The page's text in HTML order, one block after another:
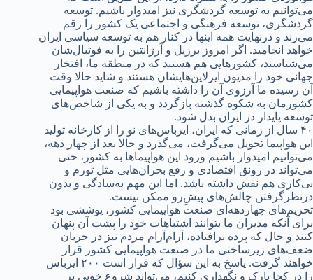
می‌توانیم به توسعه گردشگری نیز امیدوار باشیم. توسعه
گردشگری، توسعه فرهنگی و اجتماعی یک کشور را رقم
می‌زند و درنهایت همه اینها در کنار هم به توسعه سیاسی ایران
خواهد انجامید. اگر امروز برزیل و آرژانتین را به فوتبال‌شان
می‌شناسند، کشورهایی هم هستند که در منطقه ما، افتخار
جهانی خود را مدیون ایرلاین‌هایشان‌ هستند و شاید حالا وقت
آن رسیده ما آرزوی آن را داشته باشیم که صنعت هواپیمایی
کشورمان به شکوه گذشته بازگردد و به یکی از شاخص‌های
توسعه پایدار در ایران بدل شود.
۴۰ سال از زمانی که ایران، ایرباس‌های نو را از کارخانه تولید
این هواپیما تحویل می‌گرفت، می‌گذرد و حالا بعد از چهار دهه،
می‌توانیم امیدوار باشیم ورود این هواپیماها به کشور، حتی
می‌تواند در رونق اقتصادی و رفع بحران‌هایی مثل تورم و
بی‌کاری هم نقش داشته باشد. اما این مهم به‌سادگی و بدون
درنظرگرفتن چالش‌های پیشِ‌رو ممکن نیست.
تحریم‌های چهاردهه‌ای صنعت هواپیمایی کشور، پوششی بود
برای آنکه مدیران ما بتوانند اشتباهات خود را پشت آن پنهان
کنند و حال که پرده برافتاده، آرام‌آرام مردم نیز در جریان
ضعف‌های زیرساختی ما در صنعت هواپیمایی کشور قرار
خواهند گرفت. پاسخ به این سؤال که قرار است ۲۰۰ ایرباس
را در کجا پارک و نگهداری کنیم، می‌تواند شروع خوبی بر